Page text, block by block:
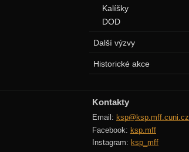
Kalíšky
DOD
Další výzvy
Historické akce
Kontakty
Email: ksp@ksp.mff.cuni.cz
Facebook: ksp.mff
Instagram: ksp_mff